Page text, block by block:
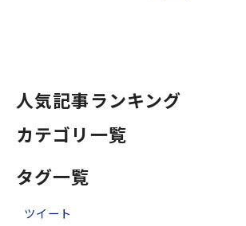
人気記事ランキング
カテゴリ一覧
タグ一覧
ツイート